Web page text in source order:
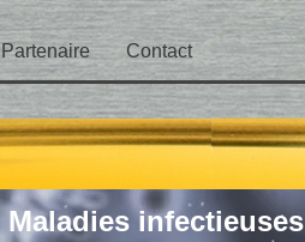
Partenaire Contact
Maladies infectieuses